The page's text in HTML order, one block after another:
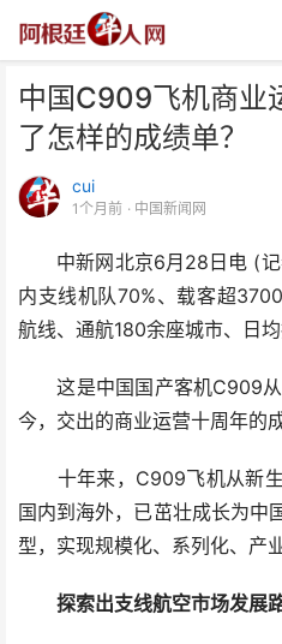
中国C909飞机商业
了怎样的成绩单？
cui
1个月前 · 中国新闻网
中新网北京6月28日电 (记
内支线机队70%、载客超
航线、通航180余座城市、日
这是中国国产客机C909从
今，交出的商业运营十周年的
十年来，C909飞机从新生
国内到海外，已茁壮成长为中
型，实现规模化、系列化、产
探索出支线航空市场发展
中国C909飞机商业运
交出了怎样的成绩单？